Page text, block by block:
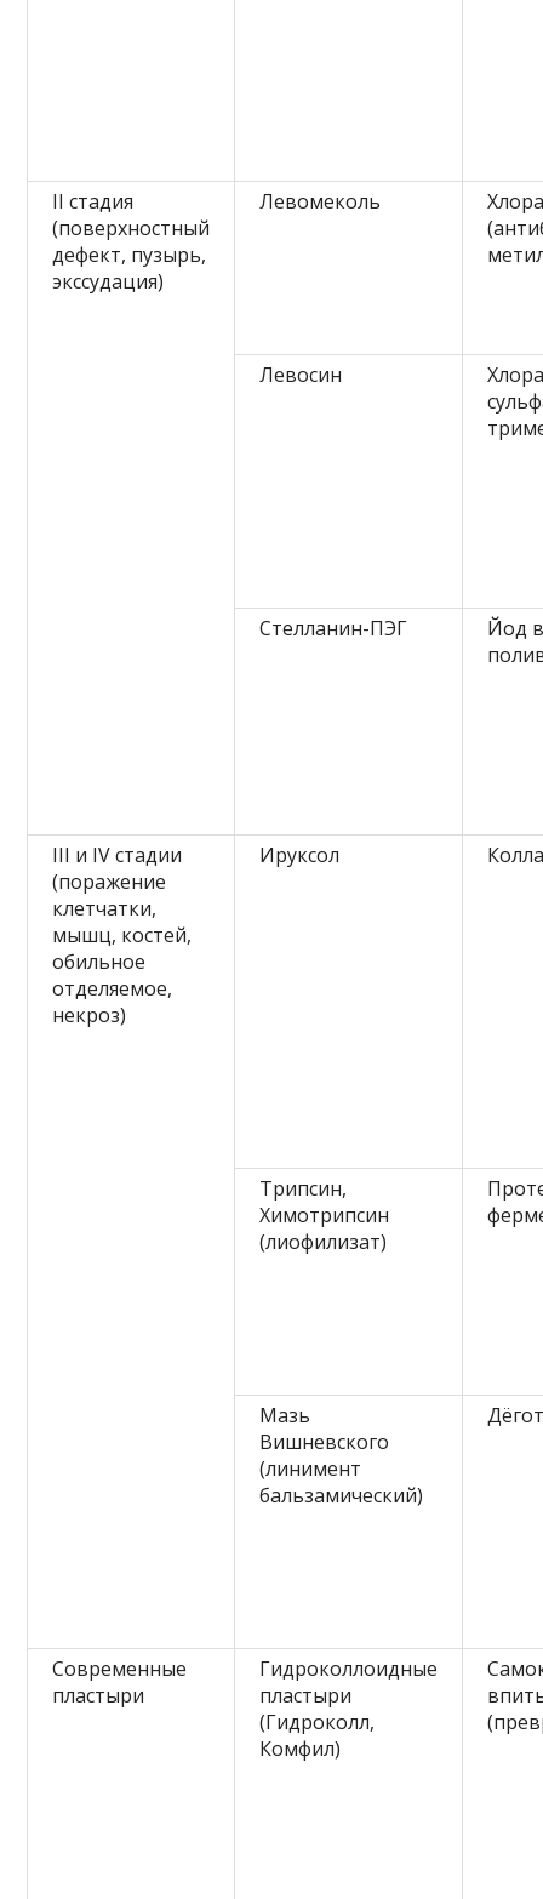
II стадия
(поверхностный
дефект, пузырь,
экссудация)
Левомеколь
Левосин
Стелланин-ПЭГ
Йод
III и IV стадии
(поражение
клетчатки,
мышц, костей,
обильное
отделяемое,
некроз)
Ируксол
Трипсин,
Химотрипсин
(лиофилизат)
Мазь
Вишневского
(линимент
бальзамический)
Современные
пластыри
Гидроколлоидные
пластыри
(Гидроколл,
Комфил)